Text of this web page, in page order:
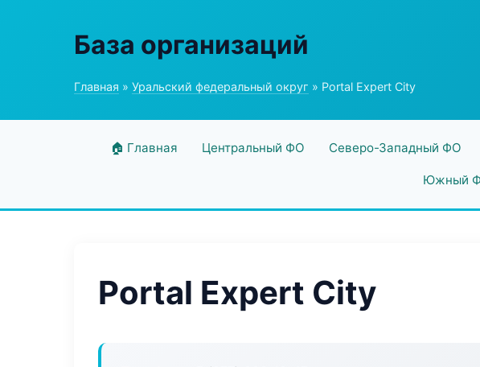
База организаций
Главная » Уральский федеральный округ » Portal Expert City
🏠 Главная Центральный ФО Северо-Западный ФО
Южный
Portal Expert City